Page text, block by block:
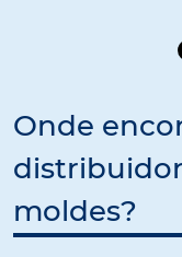
Onde
moldes?